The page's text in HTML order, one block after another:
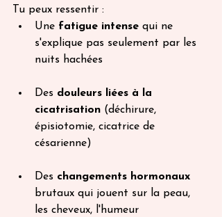
Tu peux ressentir :
Une fatigue intense qui ne
s'explique pas seulement par les
nuits hachées
Des douleurs liées à la
cicatrisation (déchirure,
épisiotomie, cicatrice de
césarienne)
Des changements hormonaux
brutaux qui jouent sur la peau,
les cheveux, l'humeur